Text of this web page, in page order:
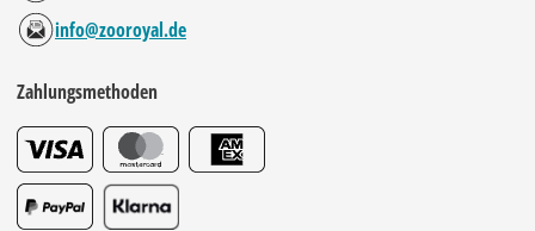
info@zooroyal.de
Zahlungsmethoden